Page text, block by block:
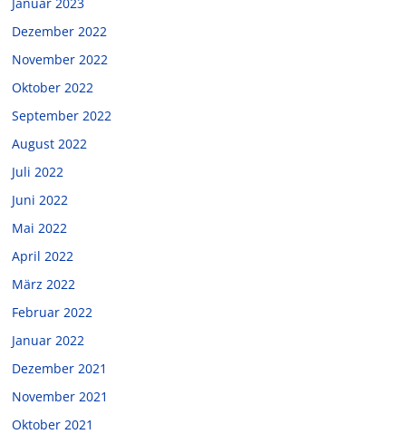
Dezember 2022
November 2022
Oktober 2022
September 2022
August 2022
Juli 2022
Juni 2022
Mai 2022
April 2022
März 2022
Februar 2022
Januar 2022
Dezember 2021
November 2021
Oktober 2021